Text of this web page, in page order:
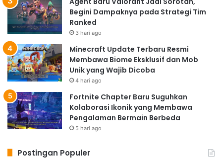
Begini Dampaknya pada Strategi Tim
Ranked
3 hari ago
Minecraft Update Terbaru Resmi
Membawa Biome Eksklusif dan Mob
Unik yang Wajib Dicoba
4 hari ago
Fortnite Chapter Baru Suguhkan
Kolaborasi Ikonik yang Membawa
Pengalaman Bermain Berbeda
5 hari ago
Postingan Populer